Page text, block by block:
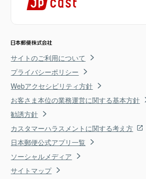
サイトのご利用について
プライバシーポリシー
Webアクセシビリティ方針
お客さま本位の業務運営に関する基本方針
勧誘方針
カスタマーハラスメントに関する考え方
日本郵便公式アプリ一覧
ソーシャルメディア
サイトマップ